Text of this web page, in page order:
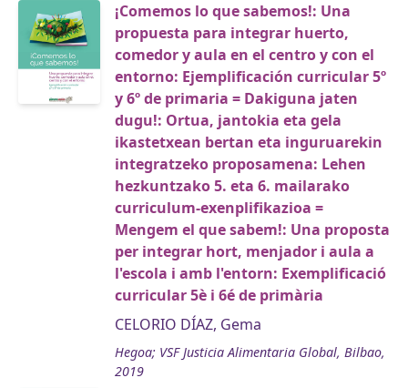
¡Comemos lo que sabemos!: Una
propuesta para integrar huerto,
comedor y aula en el centro y con el
entorno: Ejemplificación curricular 5º
y 6º de primaria = Dakiguna jaten
dugu!: Ortua, jantokia eta gela
ikastetxean bertan eta inguruarekin
integratzeko proposamena: Lehen
hezkuntzako 5. eta 6. mailarako
curriculum-exenplifikazioa =
Mengem el que sabem!: Una proposta
per integrar hort, menjador i aula a
l'escola i amb l'entorn: Exemplificació
curricular 5è i 6é de primària
CELORIO DÍAZ, Gema
Hegoa; VSF Justicia Alimentaria Global, Bilbao,
2019